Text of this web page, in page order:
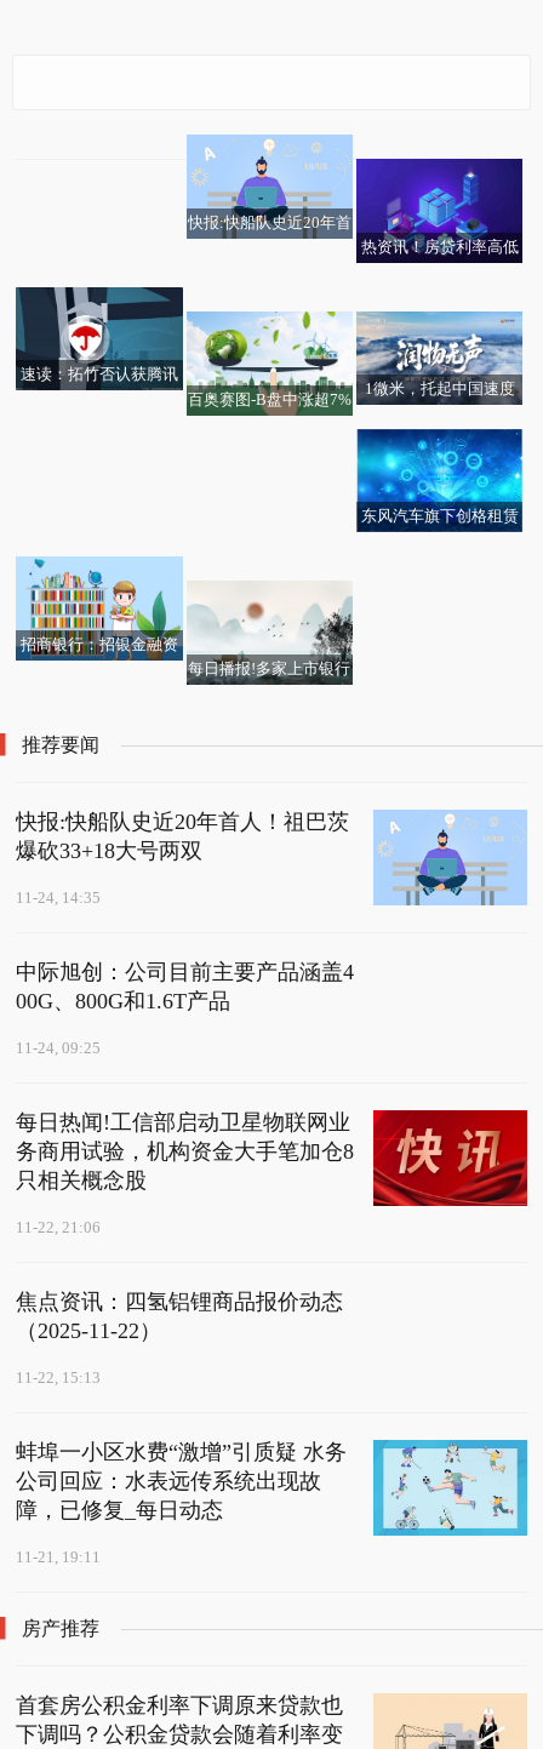
快报:快船队史近20年首
奔赴”
热资讯！房贷利率高低
速读：拓竹否认获腾讯
心价格行情
讯
百奥赛图-B盘中涨超7%
1微米，托起中国速度
箱油登陆CCTV-1的背后
东风汽车旗下创格租赁
招商银行：招银金融资
上涨1元/瓶 资讯
每日播报!多家上市银行
推荐要闻
快报:快船队史近20年首人！祖巴茨
爆砍33+18大号两双
11-24, 14:35
中际旭创：公司目前主要产品涵盖4
00G、800G和1.6T产品
11-24, 09:25
每日热闻!工信部启动卫星物联网业
务商用试验，机构资金大手笔加仓8
只相关概念股
11-22, 21:06
焦点资讯：四氢铝锂商品报价动态
（2025-11-22）
11-22, 15:13
蚌埠一小区水费“激增”引质疑 水务
公司回应：水表远传系统出现故
障，已修复_每日动态
11-21, 19:11
房产推荐
首套房公积金利率下调原来贷款也
下调吗？公积金贷款会随着利率变